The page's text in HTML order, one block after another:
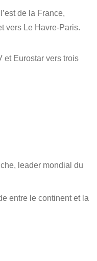
de la France,
vers Le Havre-Paris.
et Eurostar vers trois
leader mondial du
entre le continent et la